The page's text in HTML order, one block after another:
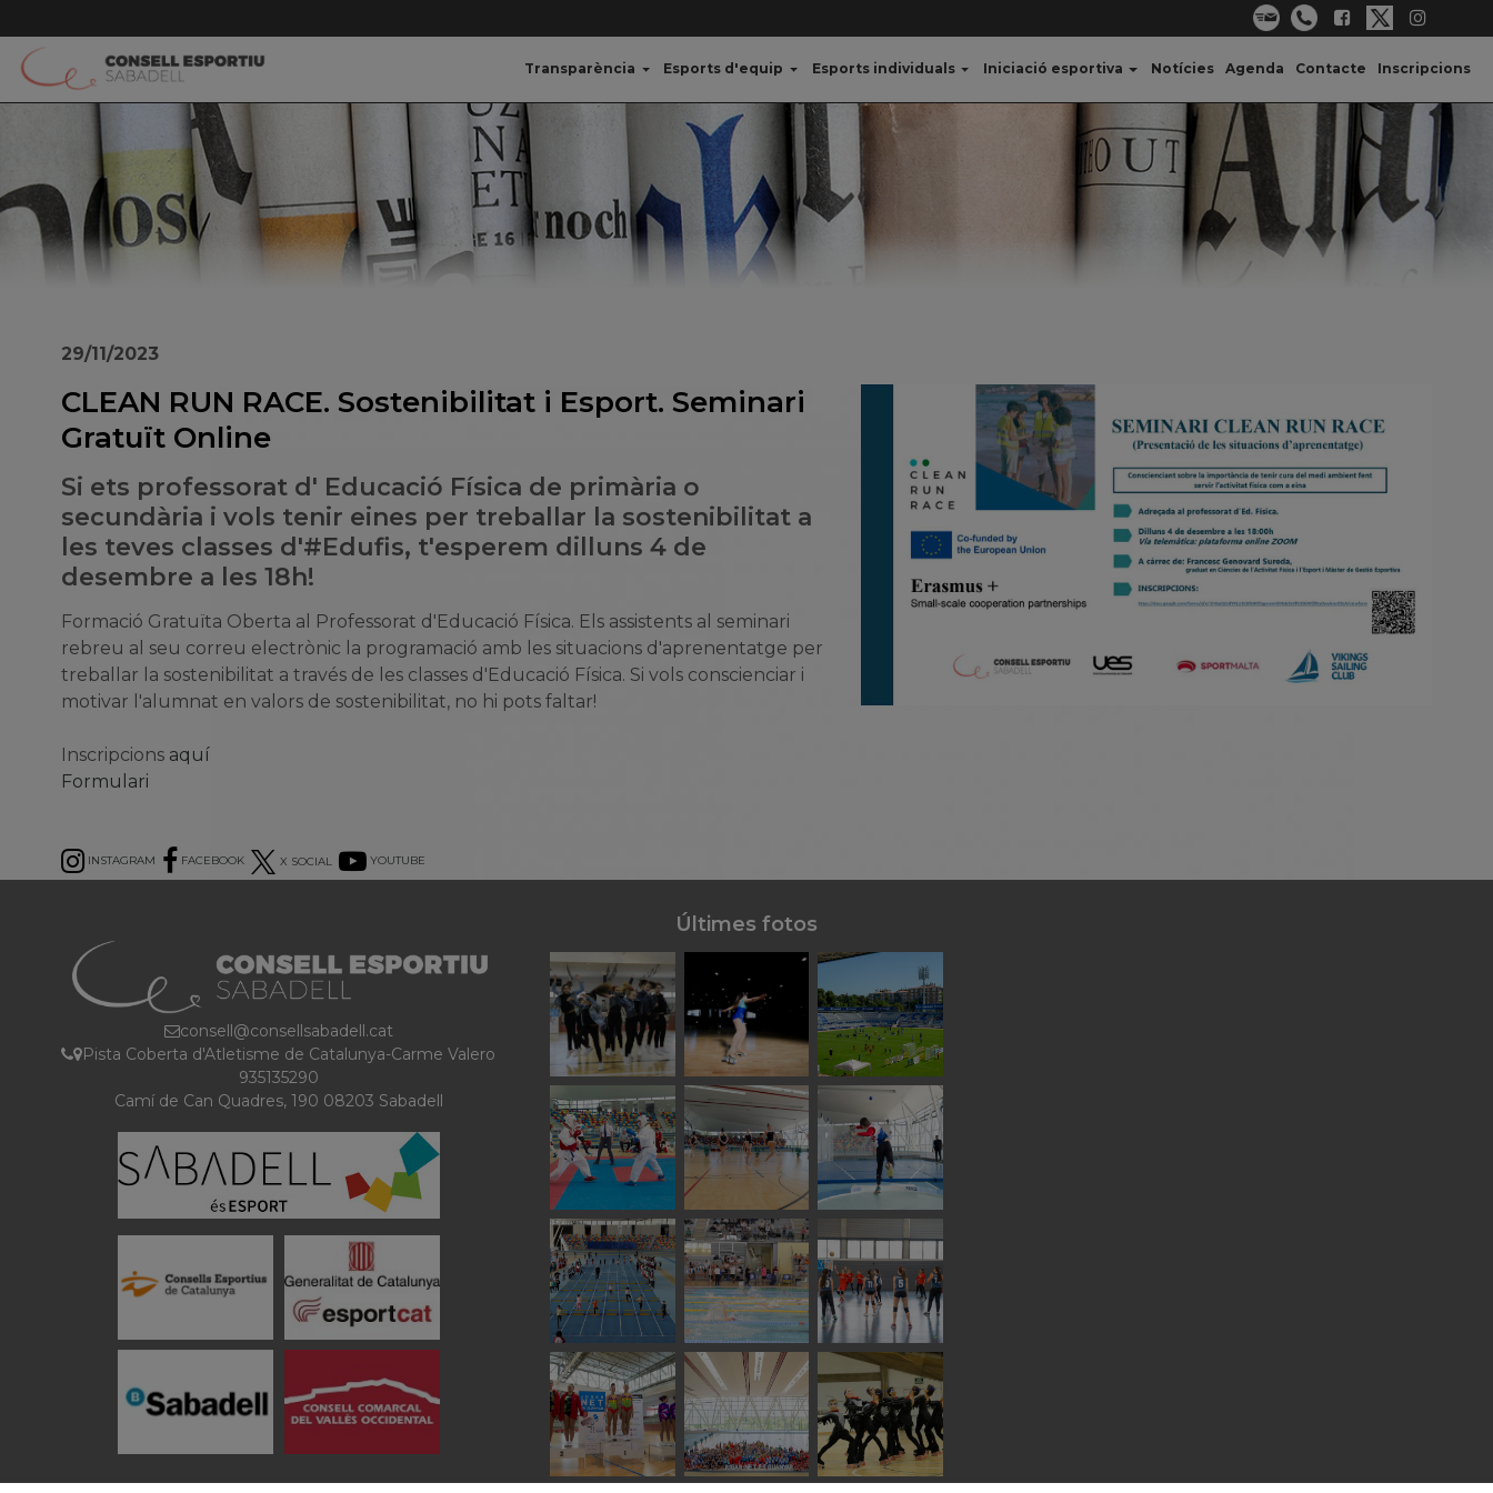
Transparència Esports d'equip Esports individuals Iniciació esportiva Notícies Agenda Contacte Inscripcions
CLEAN RUN RACE. Sostenibilitat i Esport. Seminari
Gratuït Online
Si ets professorat d' Educació Física de primària o
secundària i vols tenir eines per treballar la sostenibilitat a
les teves classes d'#Edufis, t'esperem dilluns 4 de
desembre a les 18h!
29/11/2023
Formació Gratuïta Oberta al Professorat d'Educació Física. Els assistents al seminari
rebreu al seu correu electrònic la programació amb les situacions d'aprenentatge per
treballar la sostenibilitat a través de les classes d'Educació Física. Si vols conscienciar i
motivar l'alumnat en valors de sostenibilitat, no hi pots faltar!
Inscripcions aquí
Formulari
INSTAGRAM FACEBOOK X SOCIAL YOUTUBE
consell@consellsabadell.cat
Pista Coberta d'Atletisme de Catalunya-Carme Valero
935135290
Camí de Can Quadres, 190 08203 Sabadell
Últimes fotos